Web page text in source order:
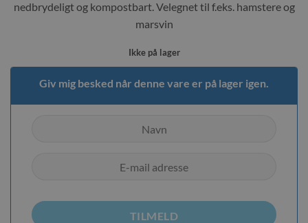
nedbrydeligt og kompostbart. Velegnet til f.eks. hamstere og
marsvin
Ikke på lager
Giv mig besked når denne vare er på lager igen.
TILMELD